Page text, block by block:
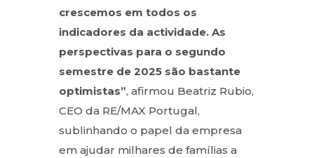
crescemos em todos os
indicadores da actividade. As
perspectivas para o segundo
semestre de 2025 são bastante
optimistas”, afirmou Beatriz Rubio,
CEO da RE/MAX Portugal,
sublinhando o papel da empresa
em ajudar milhares de famílias a